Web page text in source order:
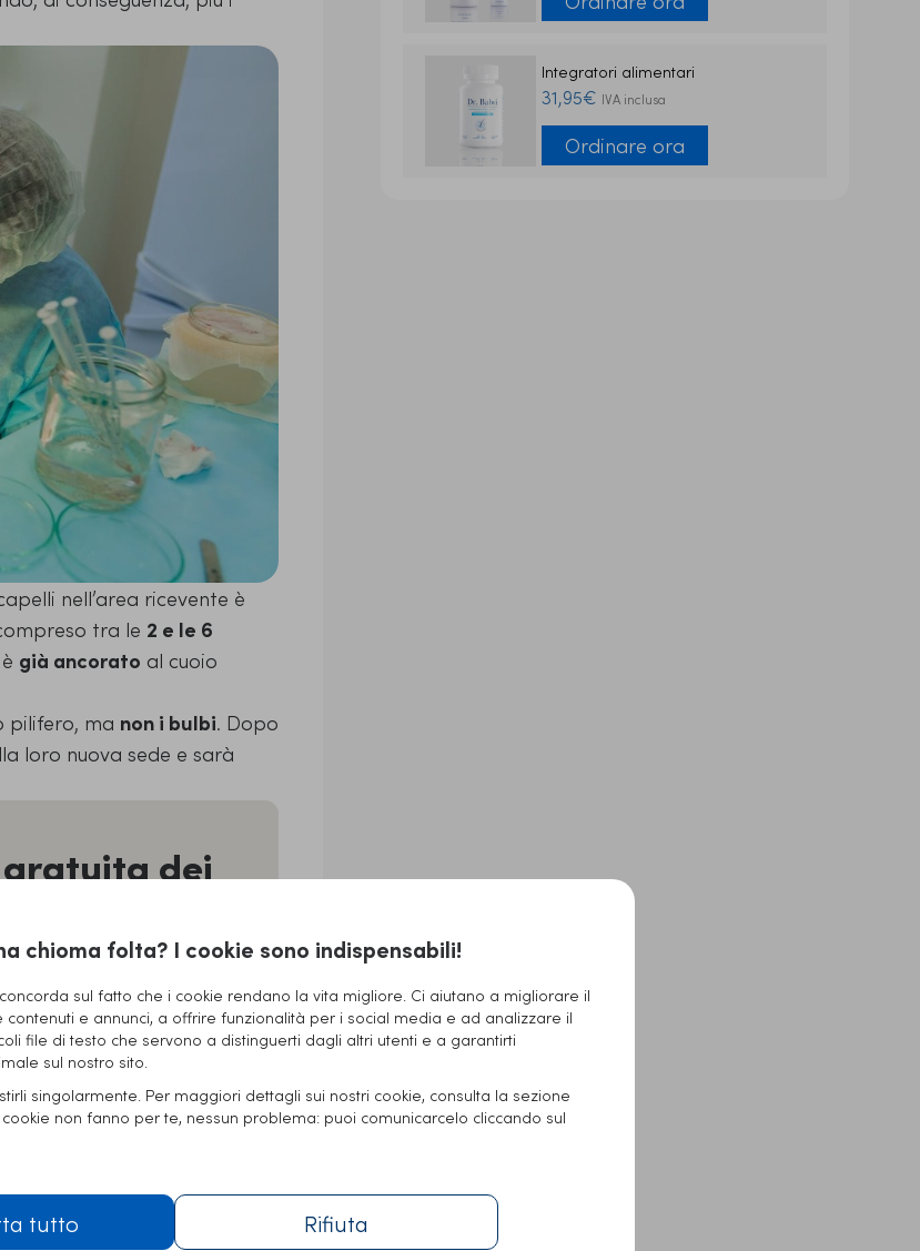
nell’area ricevente è
tra le 2 e le 6
già ancorato al cuoio
pilifero, ma non i bulbi. Dopo
loro nuova sede e sarà
dei
e una nuova fiducia
passo verso una
dei capelli dai nostri
e fisiologico ed è,
. Inoltre è comune non
Integratori alimentari
31,95€ IVA inclusa
Ordinare ora
chioma folta? I cookie sono indispensabili!
sul fatto che i cookie rendano la vita migliore. Ci aiutano a migliorare il
e annunci, a offrire funzionalità per i social media e ad analizzare il
file di testo che servono a distinguerti dagli altri utenti e a garantirti
sul nostro sito.
singolarmente. Per maggiori dettagli sui nostri cookie, consulta la sezione
non fanno per te, nessun problema: puoi comunicarcelo cliccando sul
tutto Rifiuta